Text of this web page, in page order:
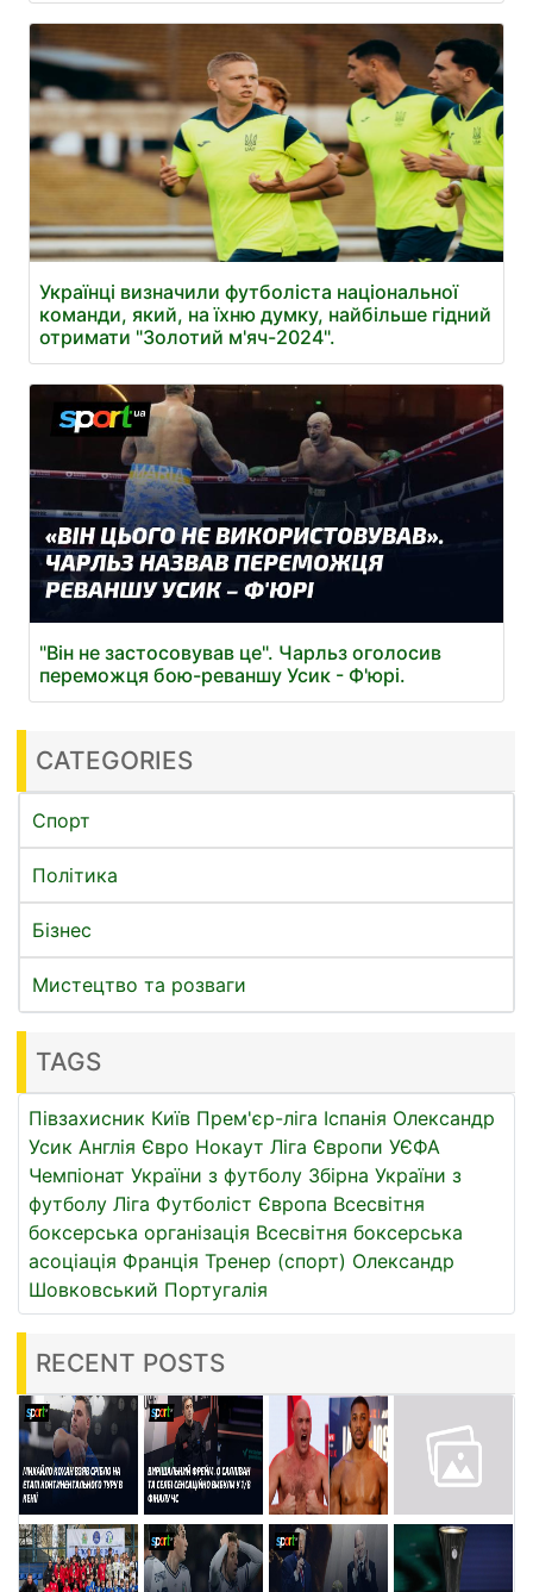
Українці визначили футболіста національної
команди, який, на їхню думку, найбільше гідний
отримати "Золотий м'яч-2024".
"Він не застосовував це". Чарльз оголосив
переможця бою-реваншу Усик - Ф'юрі.
CATEGORIES
Спорт
Політика
Бізнес
Мистецтво та розваги
TAGS
Півзахисник Київ Прем'єр-ліга Іспанія Олександр
Усик Англія Євро Нокаут Ліга Європи УЄФА
Чемпіонат України з футболу Збірна України з
футболу Ліга Футболіст Європа Всесвітня
боксерська організація Всесвітня боксерська
асоціація Франція Тренер (спорт) Олександр
Шовковський Португалія
RECENT POSTS